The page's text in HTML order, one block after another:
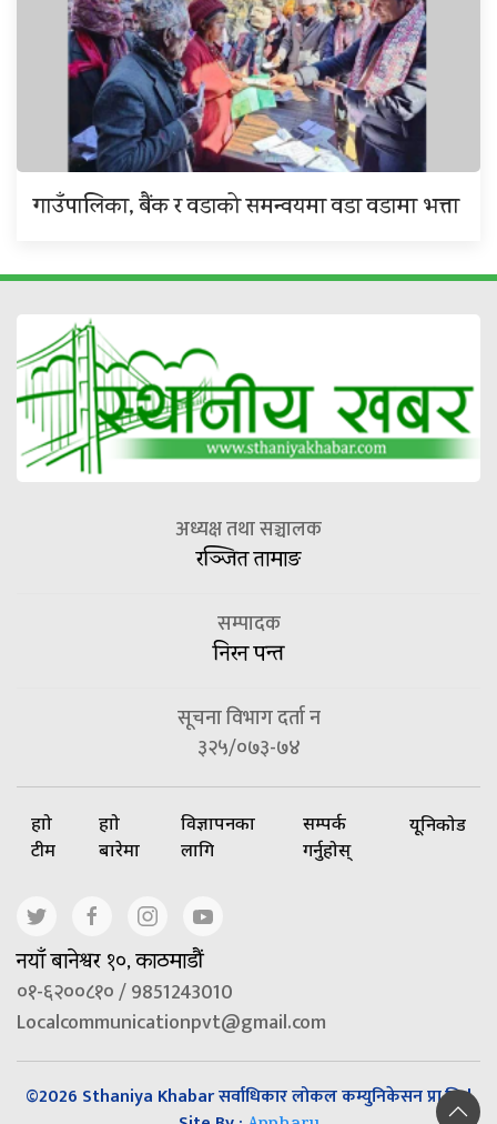
गाउँपालिका, बैंक र वडाको समन्वयमा वडा वडामा भत्ता
अध्यक्ष तथा सञ्चालक
रञ्जित तामाङ
सम्पादक
निरन पन्त
सूचना विभाग दर्ता न
३२५/०७३-७४
हाम्रो
टीम
हाम्रो
बारेमा
विज्ञापनका
लागि
सम्पर्क
गर्नुहोस्
यूनिकोड
नयाँ बानेश्वर १०, काठमाडौं
०१-६२००८१० / 9851243010
Localcommunicationpvt@gmail.com
©2026 Sthaniya Khabar सर्वाधिकार लोकल कम्युनिकेसन प्रा.लि |